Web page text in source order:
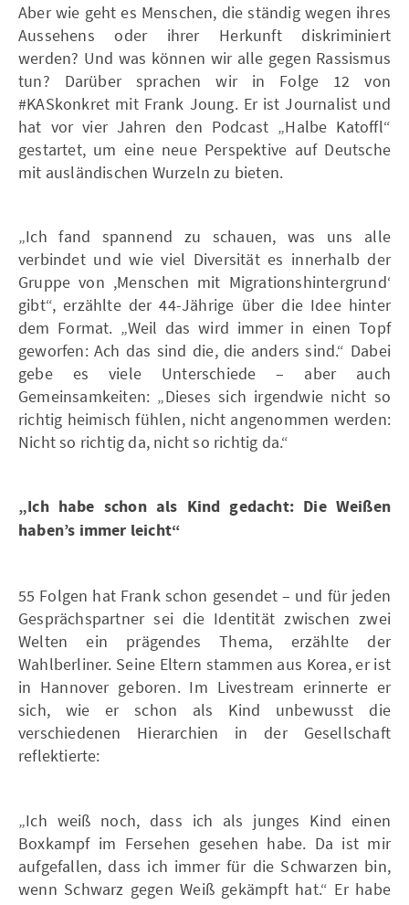
Aber wie geht es Menschen, die ständig wegen ihres
Aussehens oder ihrer Herkunft diskriminiert
werden? Und was können wir alle gegen Rassismus
tun? Darüber sprachen wir in Folge 12 von
#KASkonkret mit Frank Joung. Er ist Journalist und
hat vor vier Jahren den Podcast „Halbe Katoffl“
gestartet, um eine neue Perspektive auf Deutsche
mit ausländischen Wurzeln zu bieten.
„Ich fand spannend zu schauen, was uns alle
verbindet und wie viel Diversität es innerhalb der
Gruppe von ,Menschen mit Migrationshintergrund‘
gibt“, erzählte der 44-Jährige über die Idee hinter
dem Format. „Weil das wird immer in einen Topf
geworfen: Ach das sind die, die anders sind.“ Dabei
gebe es viele Unterschiede – aber auch
Gemeinsamkeiten: „Dieses sich irgendwie nicht so
richtig heimisch fühlen, nicht angenommen werden:
Nicht so richtig da, nicht so richtig da.“
„Ich habe schon als Kind gedacht: Die Weißen
haben’s immer leicht“
55 Folgen hat Frank schon gesendet – und für jeden
Gesprächspartner sei die Identität zwischen zwei
Welten ein prägendes Thema, erzählte der
Wahlberliner. Seine Eltern stammen aus Korea, er ist
in Hannover geboren. Im Livestream erinnerte er
sich, wie er schon als Kind unbewusst die
verschiedenen Hierarchien in der Gesellschaft
reflektierte:
„Ich weiß noch, dass ich als junges Kind einen
Boxkampf im Fersehen gesehen habe. Da ist mir
aufgefallen, dass ich immer für die Schwarzen bin,
wenn Schwarz gegen Weiß gekämpft hat.“ Er habe